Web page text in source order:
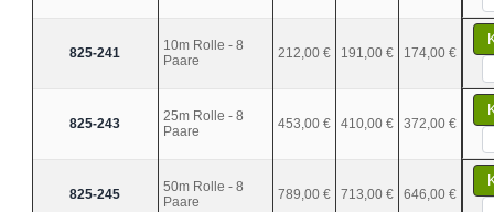
825-241
10m Rolle - 8
Paare
212,00 € 191,00 € 174,00 €
825-243
25m Rolle - 8
Paare
453,00 € 410,00 € 372,00 €
825-245
50m Rolle - 8
Paare
789,00 € 713,00 € 646,00 €